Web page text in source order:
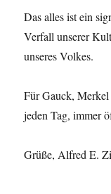
Das alles ist ein
Verfall unserer
unseres Volkes.
Für Gauck,
jeden Tag, immer
Grüße, Alfred E.